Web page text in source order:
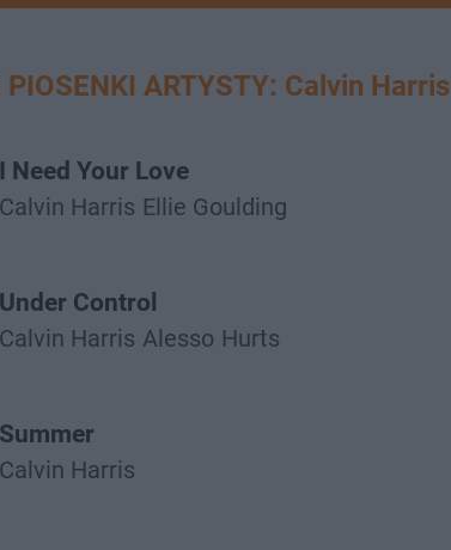
PIOSENKI ARTYSTY: Calvin Harris
I Need Your Love
Calvin Harris Ellie Goulding
Under Control
Calvin Harris Alesso Hurts
Summer
Calvin Harris